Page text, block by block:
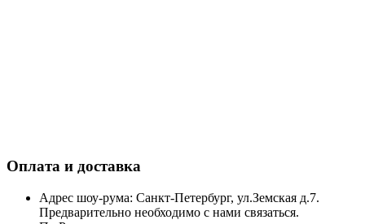
Оплата и доставка
Адрес шоу-рума: Санкт-Петербург, ул.Земская д.7.
Предварительно необходимо с нами связаться.